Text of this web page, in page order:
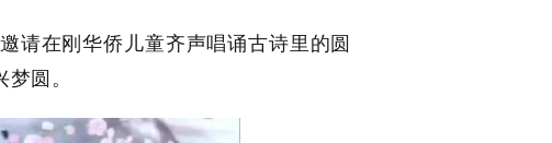
请在刚华侨儿童齐声唱诵古诗里的圆
圆。